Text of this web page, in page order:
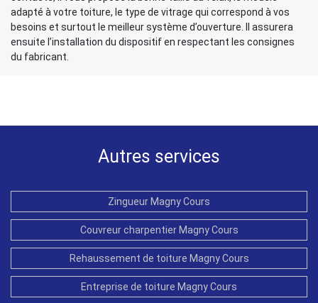
adapté à votre toiture, le type de vitrage qui correspond à vos
besoins et surtout le meilleur système d’ouverture. Il assurera
ensuite l’installation du dispositif en respectant les consignes
du fabricant.
Autres services
Zingueur Magny Cours
Couvreur charpentier Magny Cours
Rehaussement de toiture Magny Cours
Entreprise de toiture Magny Cours